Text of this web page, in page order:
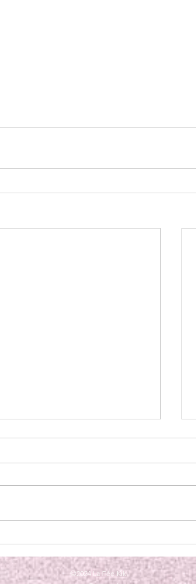
🌸 Nouveau catalogue Stampin’
Up! Mai – Août : les pépites sont
là !
©2024 La Fée Kiki.